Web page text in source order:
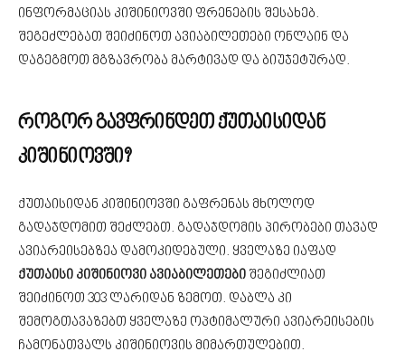
ინფორმაციას კიშინიოვში ფრენების შესახებ.
შეგეძლებათ შეიძინოთ ავიაბილეთები ონლაინ და
დაგეგმოთ მგზავრობა მარტივად და ბიუჯეტურად.
როგორ გავფრინდეთ ქუთაისიდან
კიშინიოვში?
ქუთაისიდან კიშინიოვში გაფრენას მხოლოდ
გადაჯდომით შეძლებთ. გადაჯდომის პირობები თავად
ავიარეისებზეა დამოკიდებული. ყველაზე იაფად
ქუთაისი კიშინიოვი ავიაბილეთები შეგიძლიათ
შეიძინოთ 303 ლარიდან ზემოთ. დაბლა კი
შემოგთავაზებთ ყველაზე ოპტიმალური ავიარეისების
ჩამონათვალს კიშინიოვის მიმართულებით.